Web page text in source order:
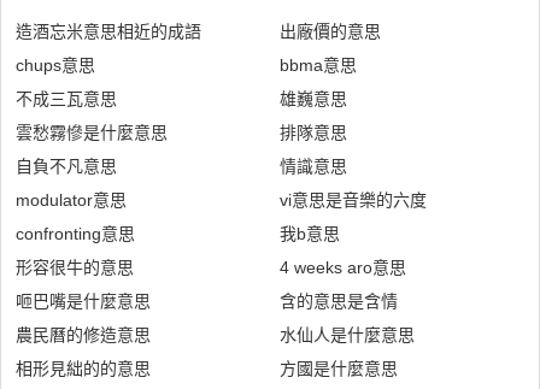
造酒忘米意思相近的成語
chups意思
不成三瓦意思
雲愁霧慘是什麼意思
自負不凡意思
modulator意思
confronting意思
形容很牛的意思
咂巴嘴是什麼意思
農民曆的修造意思
相形見絀的的意思
出廠價的意思
bbma意思
雄巍意思
排隊意思
情識意思
vi意思是音樂的六度
我b意思
4 weeks aro意思
含的意思是含情
水仙人是什麼意思
方國是什麼意思